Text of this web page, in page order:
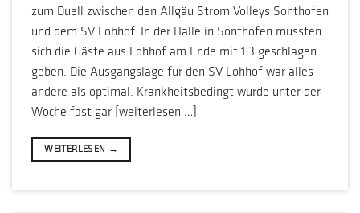
zum Duell zwischen den Allgäu Strom Volleys Sonthofen
und dem SV Lohhof. In der Halle in Sonthofen mussten
sich die Gäste aus Lohhof am Ende mit 1:3 geschlagen
geben. Die Ausgangslage für den SV Lohhof war alles
andere als optimal. Krankheitsbedingt wurde unter der
Woche fast gar [weiterlesen …]
WEITERLESEN →